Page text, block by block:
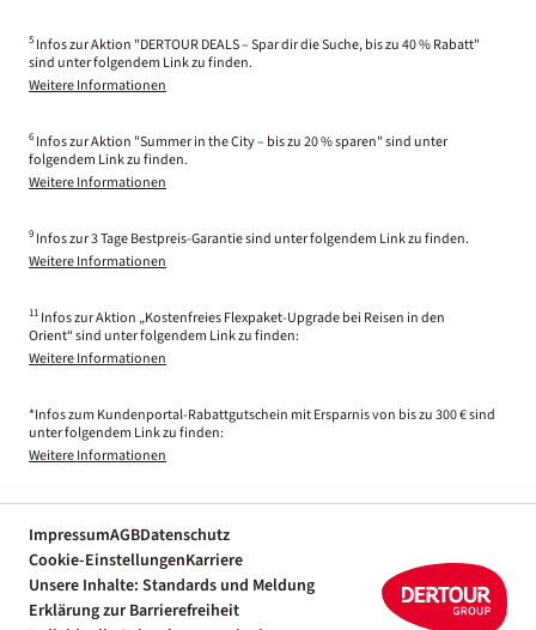
5 Infos zur Aktion "DERTOUR DEALS – Spar dir die Suche, bis zu 40 % Rabatt"
sind unter folgendem Link zu finden.
Weitere Informationen
6 Infos zur Aktion "Summer in the City – bis zu 20 % sparen" sind unter
folgendem Link zu finden.
Weitere Informationen
9 Infos zur 3 Tage Bestpreis-Garantie sind unter folgendem Link zu finden.
Weitere Informationen
11 Infos zur Aktion „Kostenfreies Flexpaket-Upgrade bei Reisen in den
Orient“ sind unter folgendem Link zu finden:
Weitere Informationen
*Infos zum Kundenportal-Rabattgutschein mit Ersparnis von bis zu 300 € sind
unter folgendem Link zu finden:
Weitere Informationen
ImpressumAGBDatenschutz
Cookie-EinstellungenKarriere
Unsere Inhalte: Standards und Meldung
Erklärung zur Barrierefreiheit